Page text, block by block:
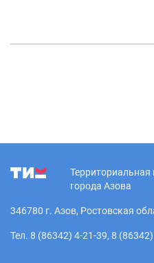
Территориальная
города Азова
346780 г. Азов, Ростовская
Тел. 8 (86342) 4-21-39, 8